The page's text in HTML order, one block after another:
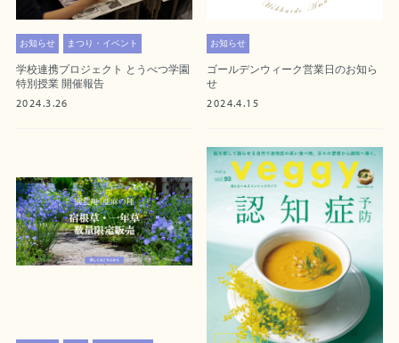
お知らせ まつり・イベント
学校連携プロジェクト とうべつ学園
特別授業 開催報告
2024.3.26
お知らせ
ゴールデンウィーク営業日のお知ら
せ
2024.4.15